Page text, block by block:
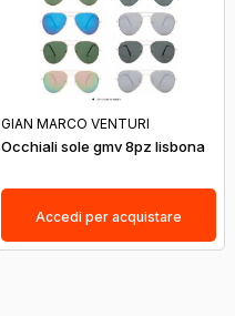
GIAN MARCO VENTURI
Occhiali sole gmv 8pz lisbona
Accedi per acquistare